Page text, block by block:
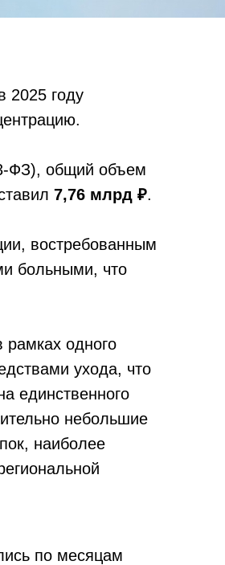
2025 году
ФЗ), общий объем
7,76 млрд ₽.
востребованным
больными, что
рамках одного
ухода, что
единственного
небольшие
наиболее
по месяцам